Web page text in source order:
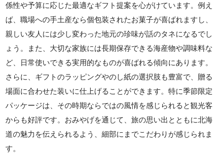
係性や予算に応じた最適なギフト提案を心がけています。例え
ば、職場への手土産なら個包装されたお菓子が喜ばれますし、
親しい友人には少し変わった地元の珍味が話のタネになるでし
ょう。また、大切な家族には長期保存できる海産物や調味料な
ど、日常使いできる実用的なものが喜ばれる傾向にあります。
さらに、ギフトのラッピングやのし紙の選択肢も豊富で、贈る
場面に合わせた装いに仕上げることができます。特に季節限定
パッケージは、その時期ならではの風情を感じられると観光客
からも好評です。おみやげを通じて、旅の思い出とともに北海
道の魅力を伝えられるよう、細部にまでこだわりが感じられま
す。